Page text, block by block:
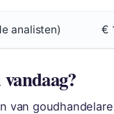
analisten) €
van